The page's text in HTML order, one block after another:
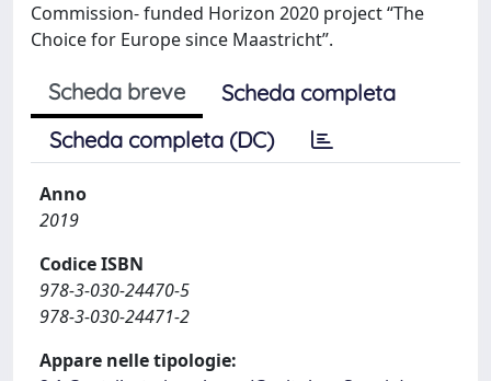
Commission- funded Horizon 2020 project “The
Choice for Europe since Maastricht”.
Scheda breve
Scheda completa
Scheda completa (DC)
Anno
2019
Codice ISBN
978-3-030-24470-5
978-3-030-24471-2
Appare nelle tipologie: